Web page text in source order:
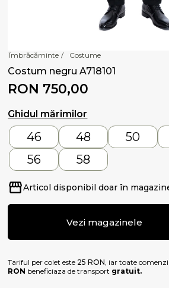
Îmbrăcăminte / Costume
Costum negru A718101
RON 750,00
Ghidul mărimilor
46 48 50
56
58
Articol disponibil doar în
Vezi magazinele
Tariful per colet este 25 RON, iar toate
RON beneficiaza de transport gratuit.